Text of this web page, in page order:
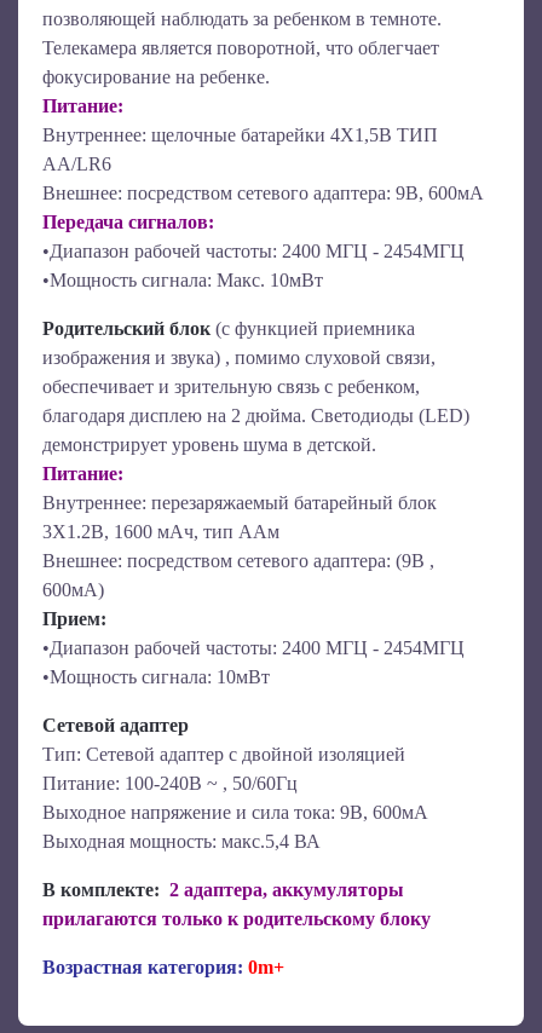
позволяющей наблюдать за ребенком в темноте.
Телекамера является поворотной, что облегчает
фокусирование на ребенке.
Питание:
Внутреннее: щелочные батарейки 4X1,5В ТИП
AA/LR6
Внешнее: посредством сетевого адаптера: 9В, 600мА
Передача сигналов:
•Диапазон рабочей частоты: 2400 МГЦ - 2454МГЦ
•Мощность сигнала: Макс. 10мВт
Родительский блок (с функцией приемника
изображения и звука) , помимо слуховой связи,
обеспечивает и зрительную связь с ребенком,
благодаря дисплею на 2 дюйма. Светодиоды (LED)
демонстрирует уровень шума в детской.
Питание:
Внутреннее: перезаряжаемый батарейный блок
3X1.2В, 1600 мАч, тип AAм
Внешнее: посредством сетевого адаптера: (9В ,
600мА)
Прием:
•Диапазон рабочей частоты: 2400 МГЦ - 2454МГЦ
•Мощность сигнала: 10мВт
Сетевой адаптер
Тип: Сетевой адаптер с двойной изоляцией
Питание: 100-240В ~ , 50/60Гц
Выходное напряжение и сила тока: 9В, 600мА
Выходная мощность: макс.5,4 ВА
В комплекте: 2 адаптера, аккумуляторы
прилагаются только к родительскому блоку
Возрастная категория: 0m+